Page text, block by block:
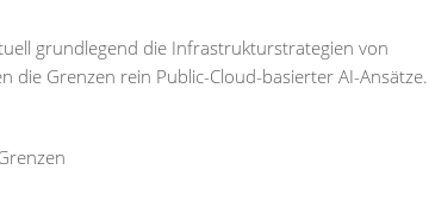
grundlegend die Infrastrukturstrategien von
Grenzen rein Public-Cloud-basierter AI-Ansätze.